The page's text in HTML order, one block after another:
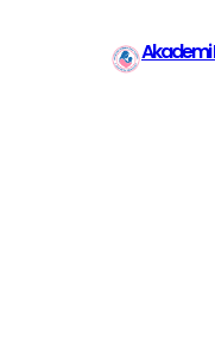
Akademi